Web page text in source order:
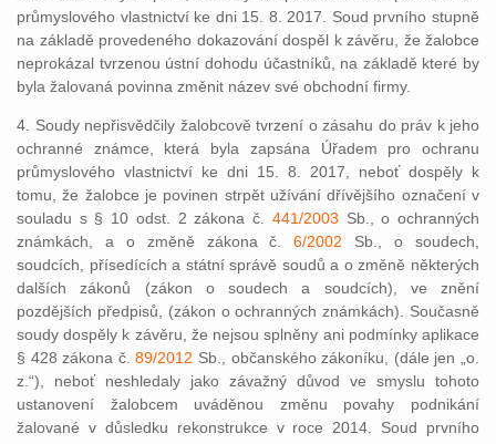
průmyslového vlastnictví ke dni 15. 8. 2017. Soud prvního stupně
na základě provedeného dokazování dospěl k závěru, že žalobce
neprokázal tvrzenou ústní dohodu účastníků, na základě které by
byla žalovaná povinna změnit název své obchodní firmy.
4. Soudy nepřisvědčily žalobcově tvrzení o zásahu do práv k jeho
ochranné známce, která byla zapsána Úřadem pro ochranu
průmyslového vlastnictví ke dni 15. 8. 2017, neboť dospěly k
tomu, že žalobce je povinen strpět užívání dřívějšího označení v
souladu s § 10 odst. 2 zákona č. 441/2003 Sb., o ochranných
známkách, a o změně zákona č.6/2002 Sb., o soudech,
soudcích, přísedících a státní správě soudů a o změně některých
dalších zákonů (zákon o soudech a soudcích), ve znění
pozdějších předpisů, (zákon o ochranných známkách). Současně
soudy dospěly k závěru, že nejsou splněny ani podmínky aplikace
§ 428 zákona č.89/2012 Sb., občanského zákoníku, (dále jen „o.
z.“), neboť neshledaly jako závažný důvod ve smyslu tohoto
ustanovení žalobcem uváděnou změnu povahy podnikání
žalované v důsledku rekonstrukce v roce 2014. Soud prvního